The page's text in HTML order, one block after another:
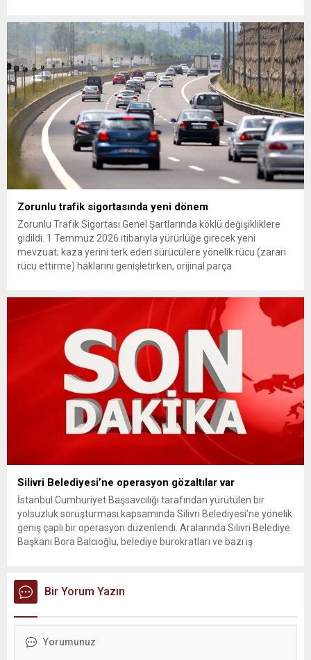
çıkarma cezası uygulanmak üzere Yüksek Disiplin Kurulu’na
(YDK) sevk edilen ve partideki tüm görevlerinden...
Zorunlu trafik sigortasında yeni dönem
Zorunlu Trafik Sigortası Genel Şartlarında köklü değişikliklere
gidildi. 1 Temmuz 2026 itibarıyla yürürlüğe girecek yeni
mevzuat; kaza yerini terk eden sürücülere yönelik rücu (zararı
rücu ettirme) haklarını genişletirken, orijinal parça
getiriyor. Hazine Müsteşarlığına bağlı ilgili kurumlarca...
Silivri Belediyesi’ne operasyon gözaltılar var
İstanbul Cumhuriyet Başsavcılığı tarafından yürütülen bir
yolsuzluk soruşturması kapsamında Silivri Belediyesi’ne yönelik
geniş çaplı bir operasyon düzenlendi. Aralarında Silivri Belediye
Başkanı Bora Balcıoğlu, belediye bürokratları ve bazı iş
inceleme ve arama çalışmaları devam ediyor. İstanbul’da...
Bir Yorum Yazın